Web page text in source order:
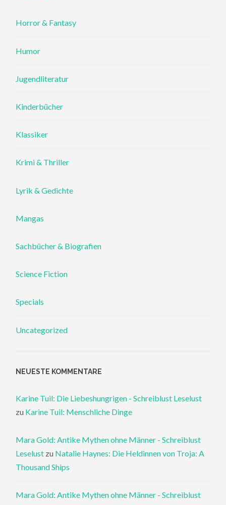
Horror & Fantasy
Humor
Jugendliteratur
Kinderbücher
Klassiker
Krimi & Thriller
Lyrik & Gedichte
Mangas
Sachbücher & Biografien
Science Fiction
Specials
Uncategorized
NEUESTE KOMMENTARE
Karine Tuil: Die Liebeshungrigen - Schreiblust Leselust
zu Karine Tuil: Menschliche Dinge
Mara Gold: Antike Mythen ohne Männer - Schreiblust
Leselust zu Natalie Haynes: Die Heldinnen von Troja: A
Thousand Ships
Mara Gold: Antike Mythen ohne Männer - Schreiblust